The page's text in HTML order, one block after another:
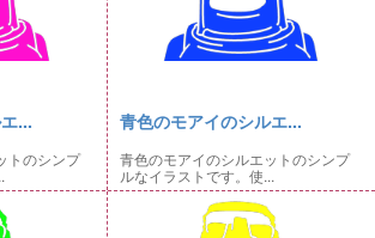
...
トのシンプ
青色のモアイのシルエ...
青色のモアイのシルエットのシンプ
ルなイラストです。使...